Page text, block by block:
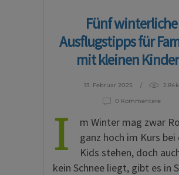
Fünf winterliche
Ausflugstipps für
mit kleinen
13. Februar 2025 2.84k
0 Kommentare
I
m Winter mag zwar
ganz hoch im Kurs bei
Kids stehen, doch
kein Schnee liegt, gibt es in